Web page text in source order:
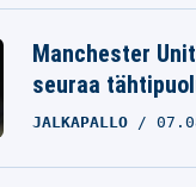
Manchester
seuraa
JALKAPALLO